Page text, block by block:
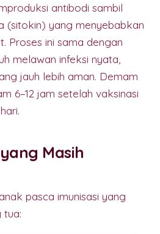
antibodi sambil
(sitokin) yang menyebabkan
Proses ini sama dengan
melawan infeksi nyata,
jauh lebih aman. Demam
6–12 jam setelah vaksinasi
Masih
pasca imunisasi yang
tua: